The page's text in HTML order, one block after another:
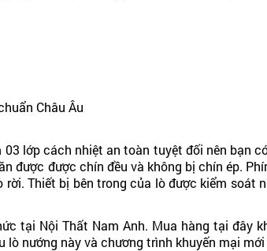
Châu Âu
lớp cách nhiệt an toàn tuyệt đối nên bạn
được được chín đều và không bị chín ép.
Thiết bị bên trong của lò được kiểm
tại Nội Thất Nam Anh. Mua hàng tại đây
nướng này và chương trình khuyến mại